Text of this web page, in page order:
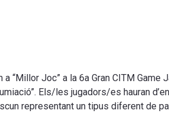
“Millor Joc” a la 6a Gran CITM Game
Els/les jugadors/es hauran
representant un tipus diferent de